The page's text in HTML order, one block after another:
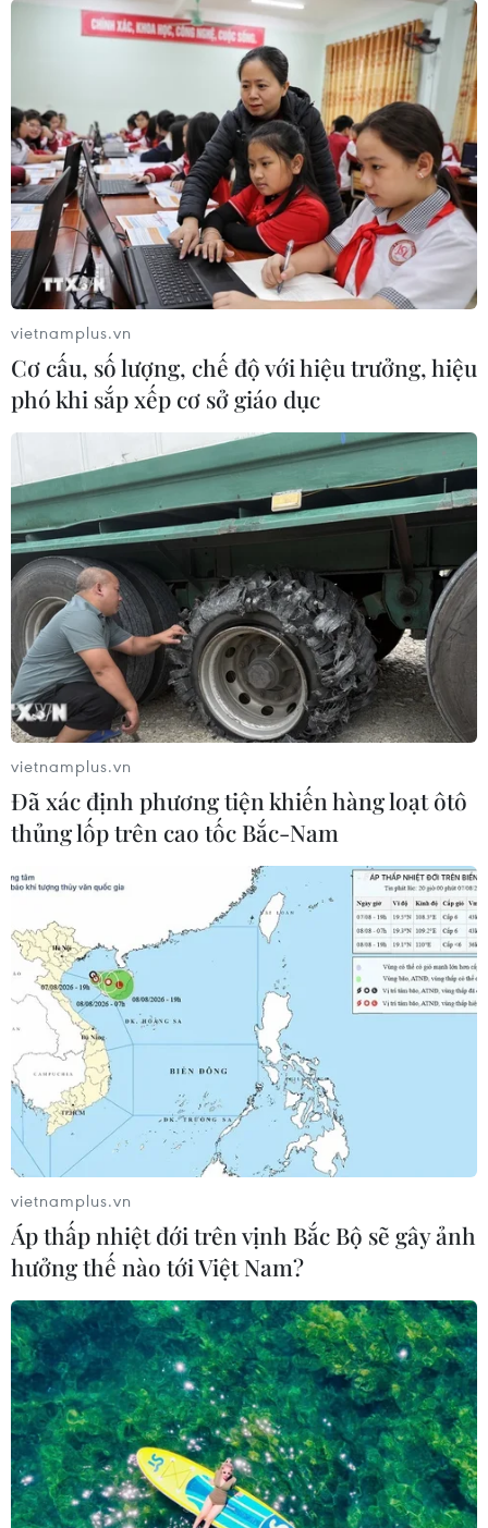
TIN CÙNG CHUYÊN MỤC
vietnamplus.vn
Cơ cấu, số lượng, chế độ với hiệu trưởng, hiệu
phó khi sắp xếp cơ sở giáo dục
vietnamplus.vn
Đã xác định phương tiện khiến hàng loạt ôtô
thủng lốp trên cao tốc Bắc-Nam
vietnamplus.vn
Áp thấp nhiệt đới trên vịnh Bắc Bộ sẽ gây ảnh
hưởng thế nào tới Việt Nam?